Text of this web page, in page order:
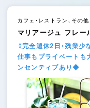
カフェ・レストラン、その他
マリアージュ フレー
《完全週休2日・残業少
仕事もプライベート
ンセンティブあり◆